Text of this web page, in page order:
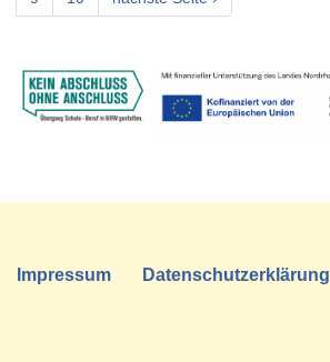
Impressum Datenschutzerklärung